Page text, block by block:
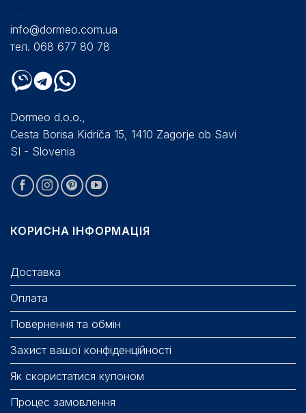
info@dormeo.com.ua
тел. 068 677 80 78
Dormeo d.o.o.,
Cesta Borisa Kidriča 15, 1410 Zagorje ob Savi
SI - Slovenia
КОРИСНА ІНФОРМАЦІЯ
Доставка
Оплата
Повернення та обмін
Захист вашої конфіденційності
Як скористатися купоном
Процес замовлення